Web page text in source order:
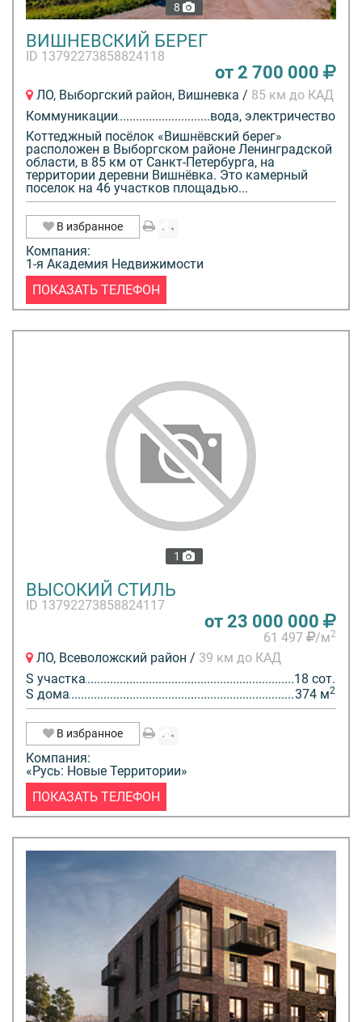
8
ВИШНЕВСКИЙ БЕРЕГ
ID 13792273858824118
от 2 700 000
ЛО, Выборгский район, Вишневка / 85 км до КАД
Коммуникации
вода, электричество
Коттеджный посёлок «Вишнёвский берег»
расположен в Выборгском районе Ленинградской
области, в 85 км от Санкт-Петербурга, на
территории деревни Вишнёвка. Это камерный
поселок на 46 участков площадью...
В избранное
Компания:
1-я Академия Недвижимости
ПОКАЗАТЬ ТЕЛЕФОН
1
ВЫСОКИЙ СТИЛЬ
ID 13792273858824117
от 23 000 000
61 497 /м2
ЛО, Всеволожский район / 39 км до КАД
S участка
18 сот.
S дома
374 м2
В избранное
Компания:
«Русь: Новые Территории»
ПОКАЗАТЬ ТЕЛЕФОН